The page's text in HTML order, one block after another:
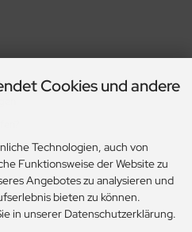
Cookies und andere
Technologien, auch von
Funktionsweise der Website zu
Angebotes zu analysieren und
bieten zu können.
in unserer Datenschutzerklärung.